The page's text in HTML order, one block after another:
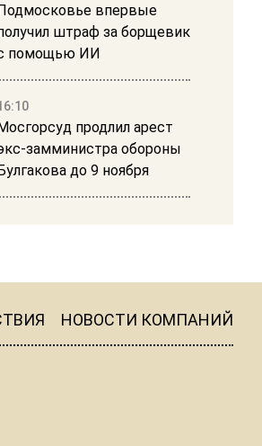
впервые
штраф за борщевик
помощью ИИ
продлил арест
замминистра обороны
до 9 ноября
НОВОСТИ КОМПАНИЙ